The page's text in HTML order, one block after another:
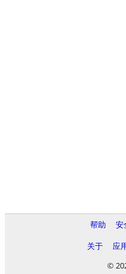
帮助 安
关于
应
©